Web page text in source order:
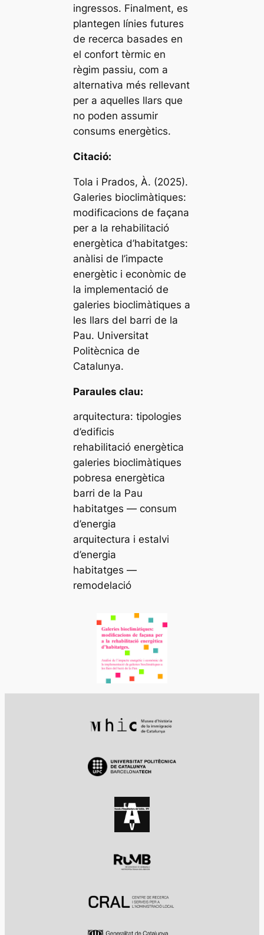
ingressos. Finalment, es
plantegen línies futures
de recerca basades en
el confort tèrmic en
règim passiu, com a
alternativa més rellevant
per a aquelles llars que
no poden assumir
consums energètics.
Citació:
Tola i Prados, À. (2025).
Galeries bioclimàtiques:
modificacions de façana
per a la rehabilitació
energètica d’habitatges:
anàlisi de l’impacte
energètic i econòmic de
la implementació de
galeries bioclimàtiques a
les llars del barri de la
Pau. Universitat
Politècnica de
Catalunya.
Paraules clau:
arquitectura: tipologies
d’edificis
rehabilitació energètica
galeries bioclimàtiques
pobresa energètica
barri de la Pau
habitatges — consum
d’energia
arquitectura i estalvi
d’energia
habitatges —
remodelació